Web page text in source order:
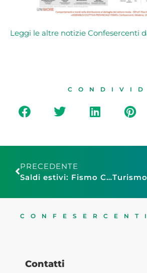
Leggi le altre notizie Confesercenti
PRECEDENTE
Saldi estivi: Fismo Confesercenti Veneto Centrale chiede regole più chiare e controlli sul far west delle promozioni
Contatti